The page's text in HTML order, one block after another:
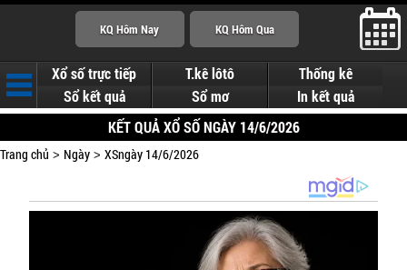
Xổ số trực tiếp T.kê lôtô
Thống kê
Sổ kết quả
Sổ mơ
In kết quả
KẾT QUẢ XỔ SỐ NGÀY 14/6/2026
Trang chủ > Ngày > XSngày 14/6/2026